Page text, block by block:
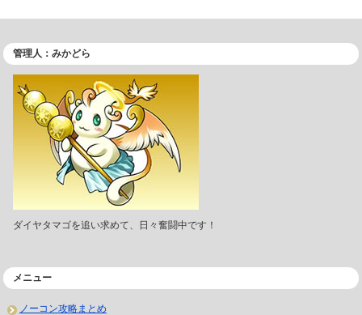
管理人：みかどら
ダイヤタマゴを追い求めて、日々奮闘中です！
メニュー
ノーコン攻略まとめ